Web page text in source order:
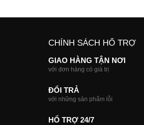
CHÍNH SÁCH HỔ TRỢ
GIAO HÀNG TẬN NƠI
với đơn hàng có giá trị
ĐỔI TRẢ
với những sản phẩm lỗi
HỔ TRỢ 24/7